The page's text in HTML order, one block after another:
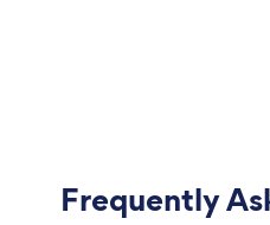
Frequently